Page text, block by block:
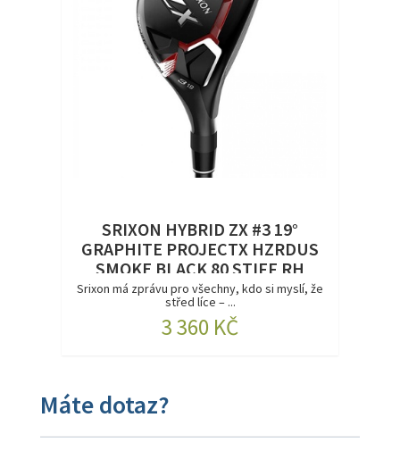
SRIXON HYBRID ZX #3 19°
GRAPHITE PROJECTX HZRDUS
SMOKE BLACK 80 STIFF RH
DEMO
Srixon má zprávu pro všechny, kdo si myslí, že
střed líce – ...
3 360 KČ
Máte dotaz?